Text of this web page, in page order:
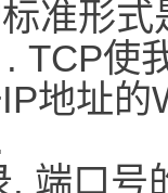
准形
TCP使
地址
端口号